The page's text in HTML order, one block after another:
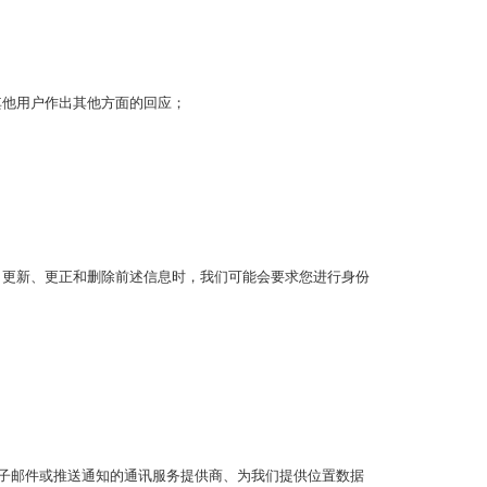
用户作出其他方面的回应；
新、更正和删除前述信息时，我们可能会要求您进行身份
邮件或推送通知的通讯服务提供商、为我们提供位置数据